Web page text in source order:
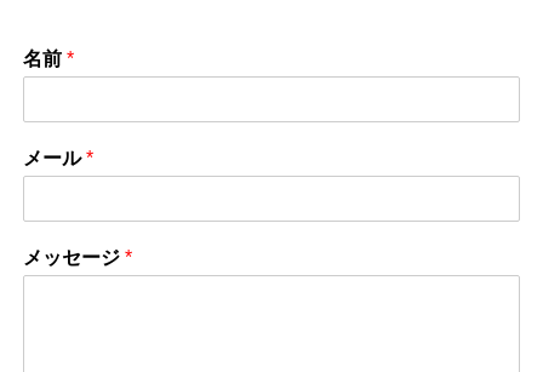
名前 *
メール*
メッセージ *